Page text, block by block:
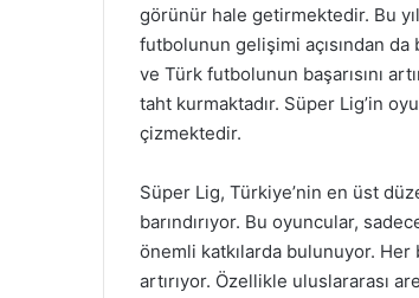
görünür hale getirmektedir. Bu
futbolunun gelişimi açısından da
ve Türk futbolunun başarısını
taht kurmaktadır. Süper Lig’in
çizmektedir.
Süper Lig, Türkiye’nin en üst
barındırıyor. Bu oyuncular,
önemli katkılarda bulunuyor.
artırıyor. Özellikle uluslararası